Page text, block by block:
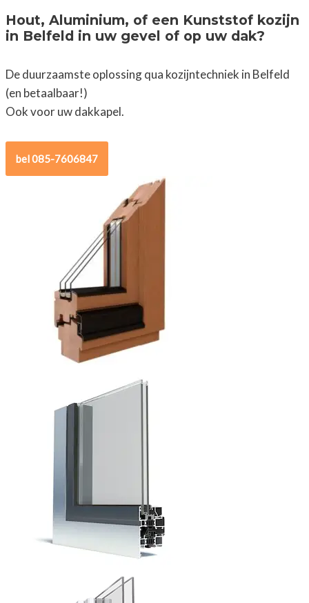
Hout, Aluminium, of een Kunststof kozijn
in Belfeld in uw gevel of op uw dak?
De duurzaamste oplossing qua kozijntechniek in Belfeld
(en betaalbaar!)
Ook voor uw dakkapel.
bel 085-7606847